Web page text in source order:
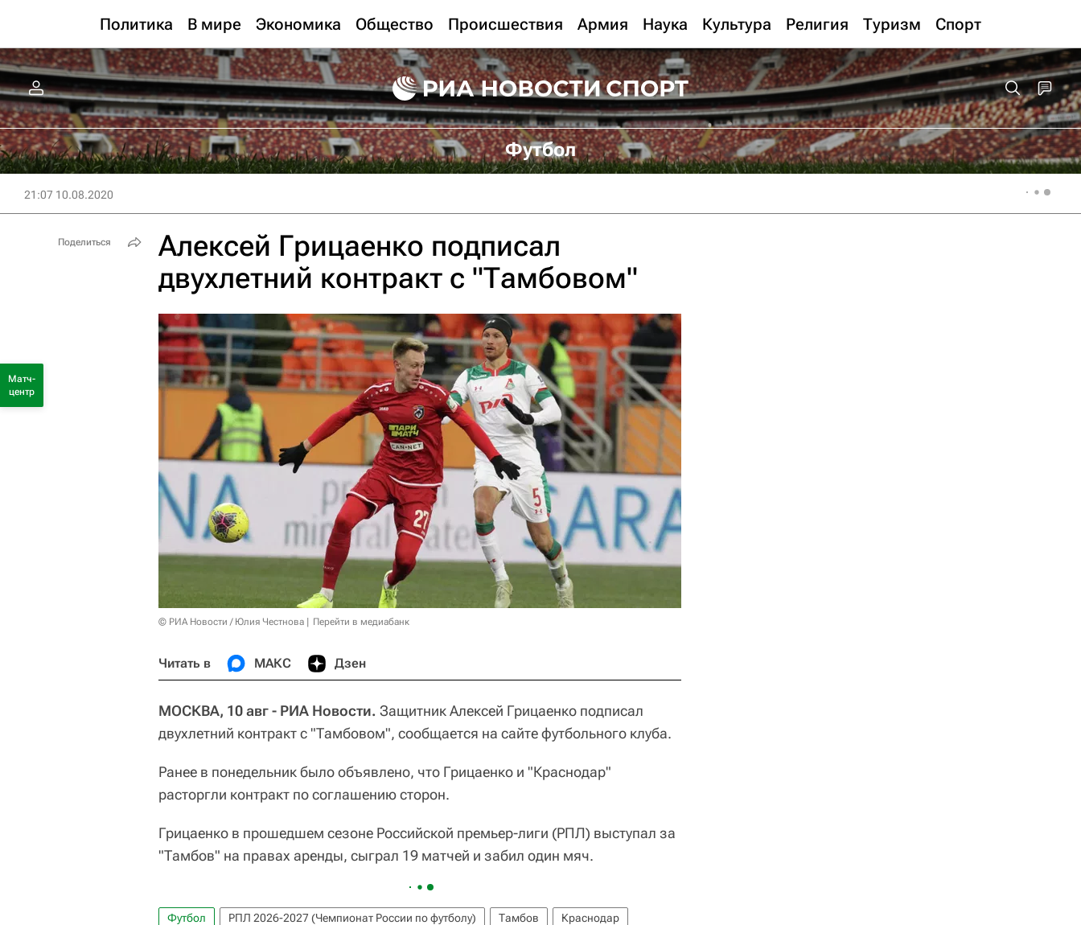
Политика В мире Экономика Общество Происшествия Армия Наука Культура Религия Туризм Спорт
Футбол
21:07 10.08.2020
Алексей Грицаенко подписал
двухлетний контракт с "Тамбовом"
© РИА Новости / Юлия Честнова Перейти в медиабанк
Читать в МАКС Дзен
МОСКВА, 10 авг - РИА Новости. Защитник Алексей Грицаенко подписал
двухлетний контракт с "Тамбовом", сообщается на сайте футбольного клуба.
Ранее в понедельник было объявлено, что Грицаенко и "Краснодар"
расторгли контракт по соглашению сторон.
Грицаенко в прошедшем сезоне Российской премьер-лиги (РПЛ) выступал за
"Тамбов" на правах аренды, сыграл 19 матчей и забил один мяч.
Футбол РПЛ 2026-2027 (Чемпионат России по футболу) Тамбов
Краснодар
Поделиться
Матч-
центр